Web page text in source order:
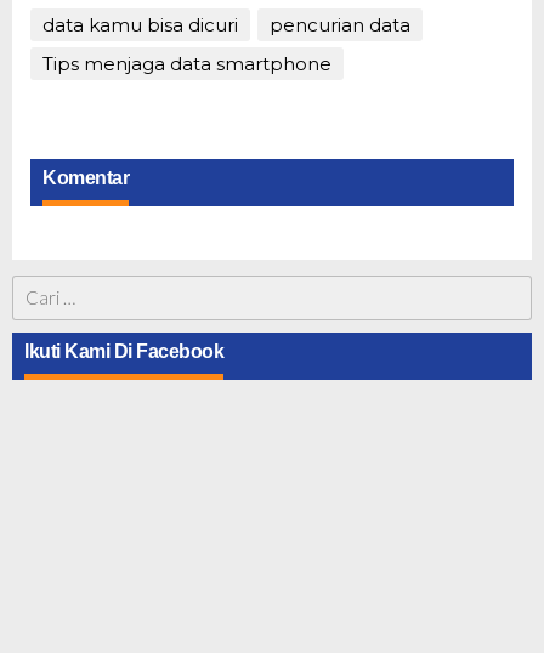
data kamu bisa dicuri
pencurian data
Tips menjaga data smartphone
Komentar
untuk:
Ikuti Kami Di Facebook